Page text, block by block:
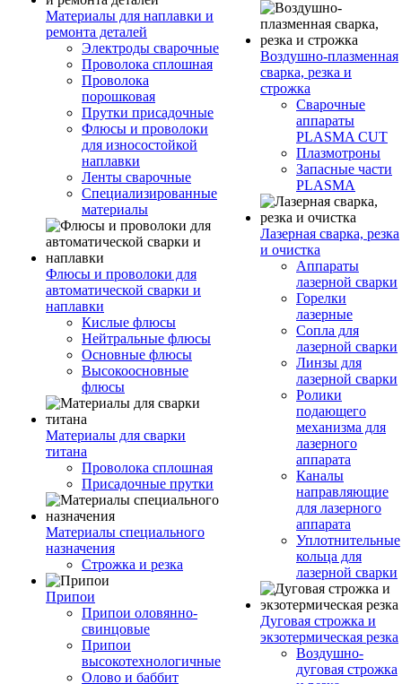
Материалы для наплавки и
ремонта деталей
Электроды сварочные
Проволока сплошная
Проволока
порошковая
Прутки присадочные
Флюсы и проволоки
для износостойкой
наплавки
Ленты сварочные
Специализированные
материалы
Флюсы и проволоки для
автоматической сварки и
наплавки
Кислые флюсы
Нейтральные флюсы
Основные флюсы
Высокоосновные
флюсы
Материалы для сварки
титана
Проволока сплошная
Присадочные прутки
Материалы специального
назначения
Строжка и резка
Припои
Припои оловянно-
свинцовые
Припои
высокотехнологичные
Олово и баббит
Воздушно-плазменная
сварка, резка и
строжка
Сварочные
аппараты
PLASMA CUT
Плазмотроны
Запасные части
PLASMA
Лазерная сварка, резка
и очистка
Аппараты
лазерной сварки
Горелки
лазерные
Сопла для
лазерной сварки
Линзы для
лазерной сварки
Ролики
подающего
механизма для
лазерного
аппарата
Каналы
направляющие
для лазерного
аппарата
Уплотнительные
кольца для
лазерной сварки
Дуговая строжка и
экзотермическая резка
Воздушно-
дуговая строжка